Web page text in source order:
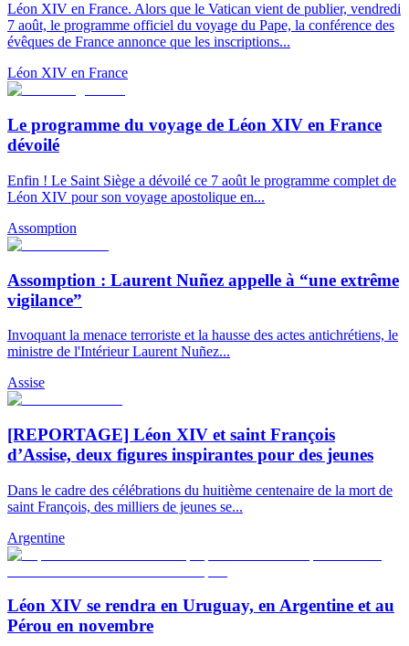
Léon XIV en France. Alors que le Vatican vient de publier, vendredi
7 août, le programme officiel du voyage du Pape, la conférence des
évêques de France annonce que les inscriptions...
Léon XIV en France
Le programme du voyage de Léon XIV en France
dévoilé
Enfin ! Le Saint Siège a dévoilé ce 7 août le programme complet de
Léon XIV pour son voyage apostolique en...
Assomption
Assomption : Laurent Nuñez appelle à “une extrême
vigilance”
Invoquant la menace terroriste et la hausse des actes antichrétiens, le
ministre de l'Intérieur Laurent Nuñez...
Assise
[REPORTAGE] Léon XIV et saint François
d’Assise, deux figures inspirantes pour des jeunes
Dans le cadre des célébrations du huitième centenaire de la mort de
saint François, des milliers de jeunes se...
Argentine
Léon XIV se rendra en Uruguay, en Argentine et au
Pérou en novembre